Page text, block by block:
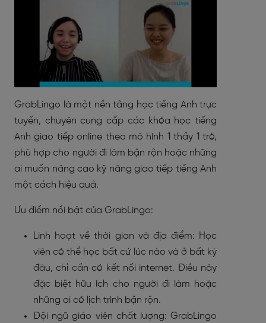
GrabLingo là một nền tảng học tiếng Anh trực
tuyến, chuyên cung cấp các khóa học tiếng
Anh giao tiếp online theo mô hình 1 thầy 1 trò,
phù hợp cho người đi làm bận rộn hoặc những
ai muốn nâng cao kỹ năng giao tiếp tiếng Anh
một cách hiệu quả.
Ưu điểm nổi bật của GrabLingo:
Linh hoạt về thời gian và địa điểm: Học
viên có thể học bất cứ lúc nào và ở bất kỳ
đâu, chỉ cần có kết nối internet. Điều này
đặc biệt hữu ích cho người đi làm hoặc
những ai có lịch trình bận rộn.
Đội ngũ giáo viên chất lượng: GrabLingo